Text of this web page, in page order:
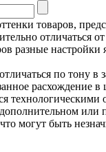
товаров,
отличаться
разные настройки
по тону в
расхождение в
технологическими
или
могут быть